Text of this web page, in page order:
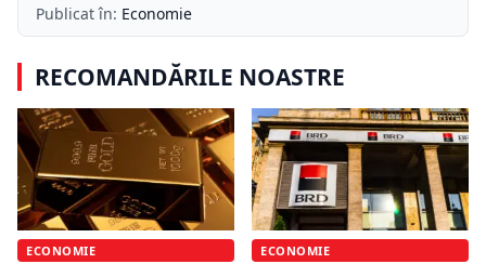
Publicat în: Economie
RECOMANDĂRILE NOASTRE
ECONOMIE ECONOMIE